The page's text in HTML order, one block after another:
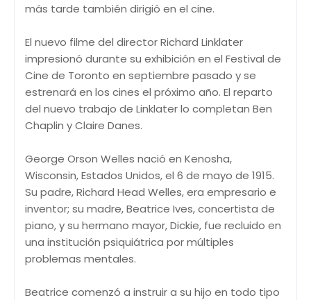
más tarde también dirigió en el cine.
El nuevo filme del director Richard Linklater
impresionó durante su exhibición en el Festival de
Cine de Toronto en septiembre pasado y se
estrenará en los cines el próximo año. El reparto
del nuevo trabajo de Linklater lo completan Ben
Chaplin y Claire Danes.
George Orson Welles nació en Kenosha,
Wisconsin, Estados Unidos, el 6 de mayo de 1915.
Su padre, Richard Head Welles, era empresario e
inventor; su madre, Beatrice Ives, concertista de
piano, y su hermano mayor, Dickie, fue recluido en
una institución psiquiátrica por múltiples
problemas mentales.
Beatrice comenzó a instruir a su hijo en todo tipo